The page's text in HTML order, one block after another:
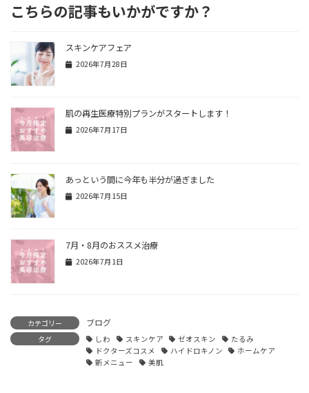
こちらの記事もいかがですか？
スキンケアフェア
2026年7月28日
肌の再生医療特別プランがスタートします！
2026年7月17日
あっという間に今年も半分が過ぎました
2026年7月15日
7月・8月のおススメ治療
2026年7月1日
カテゴリー ブログ
タグ しわ スキンケア ゼオスキン
たるみ
ドクターズコスメ
ハイドロキノン
ホームケア
新メニュー
美肌